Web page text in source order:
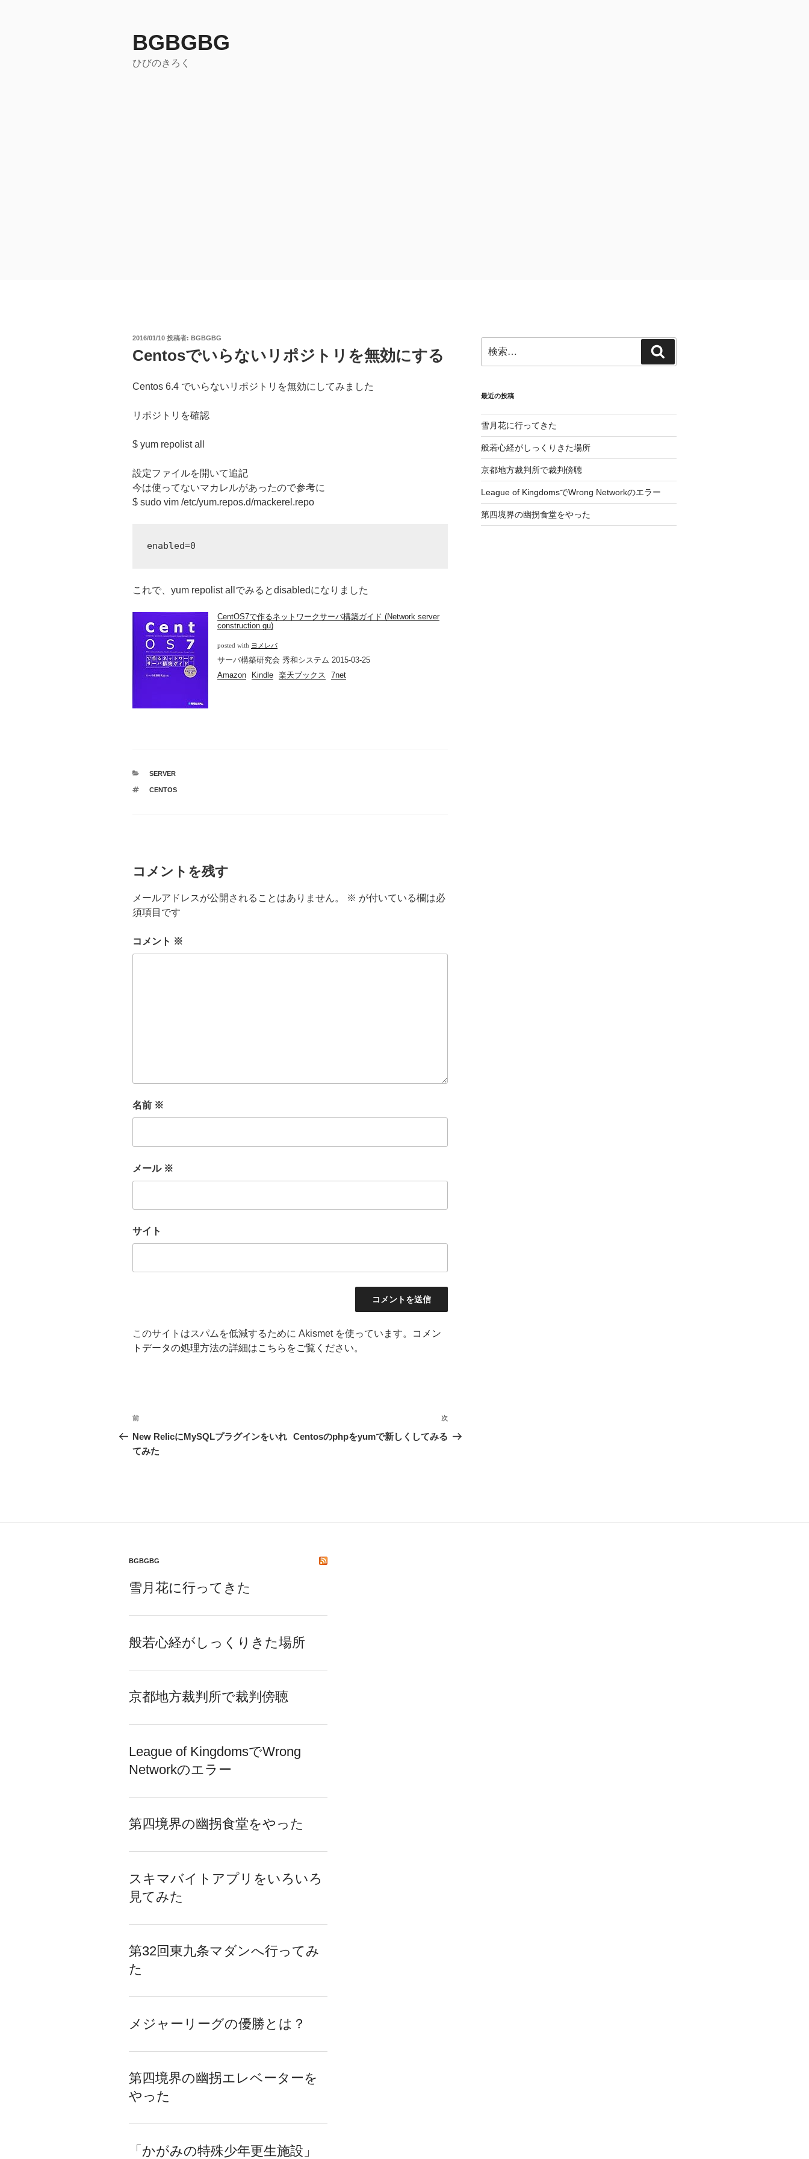
BGBGBG
ひびのきろく
投
日:
2016/01/10 投稿者: BGBGBG
Centosでいらないリポジトリを無効にする
Centos 6.4 でいらないリポジトリを無効にしてみました
リポジトリを確認
$ yum repolist all
設定ファイルを開いて追記
今は使ってないマカレルがあったので参考に
$ sudo vim /etc/yum.repos.d/mackerel.repo
これで、yum repolist allでみるとdisabledになりました
CentOS7で作るネットワークサーバ構築ガイド (Network server
construction gu)
posted with ヨメレバ
サーバ構築研究会 秀和システム 2015-03-25
Amazon
Kindle 楽天ブックス 7net
カ
ゴ
SERVER
タ
CENTOS
コメントを残す
メールアドレスが公開されることはありません。 ※ が付いている欄は必
須項目です
コメント ※
名前 ※
メール ※
サイト
このサイトはスパムを低減するために Akismet を使っています。
コメン
トデータの処理方法の詳細はこちらをご覧ください。
投
稿
ナ
ョ
ン
前
の
投
前
New RelicにMySQLプラグインをいれ
てみた
次
の
次
Centosのphpをyumで新しくしてみる
索:
索
最近の投稿
雪月花に行ってきた
般若心経がしっくりきた場所
京都地方裁判所で裁判傍聴
League of KingdomsでWrong Networkのエラー
第四境界の幽拐食堂をやった
BGBGBG
雪月花に行ってきた
般若心経がしっくりきた場所
京都地方裁判所で裁判傍聴
League of KingdomsでWrong
Networkのエラー
第四境界の幽拐食堂をやった
スキマバイトアプリをいろいろ
見てみた
第32回東九条マダンへ行ってみ
た
メジャーリーグの優勝とは？
第四境界の幽拐エレベーターを
やった
「かがみの特殊少年更生施設」